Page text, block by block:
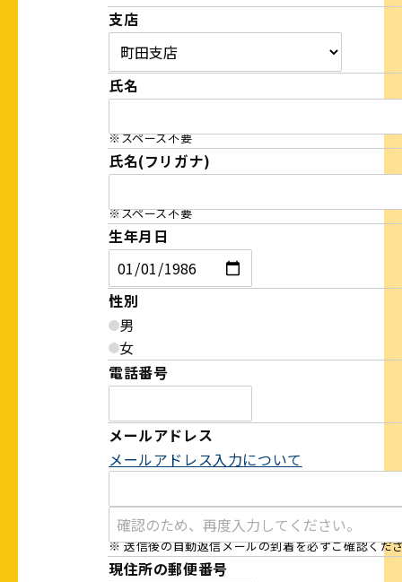
支店
氏名
※スペース不要
氏名(フリガナ)
※スペース不要
生年月日
性別
男
女
電話番号
メールアドレス
メールアドレス入力について
※ 送信後の自動返信メールの到着を必ずご確認くだ
現住所の郵便番号